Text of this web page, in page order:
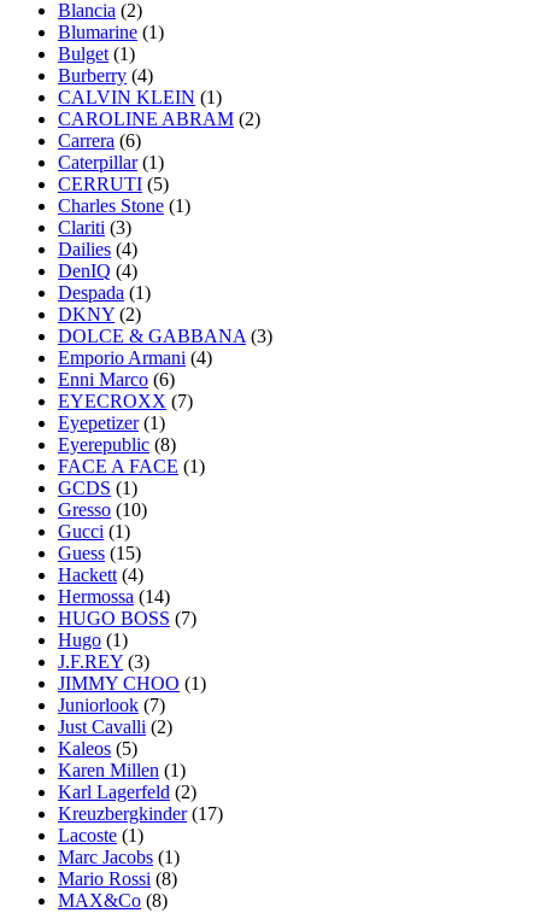
Blancia (2)
Blumarine (1)
Bulget (1)
Burberry (4)
CALVIN KLEIN (1)
CAROLINE ABRAM (2)
Carrera (6)
Caterpillar (1)
CERRUTI (5)
Charles Stone (1)
Clariti (3)
Dailies (4)
DenIQ (4)
Despada (1)
DKNY (2)
DOLCE & GABBANA (3)
Emporio Armani (4)
Enni Marco (6)
EYECROXX (7)
Eyepetizer (1)
Eyerepublic (8)
FACE A FACE (1)
GCDS (1)
Gresso (10)
Gucci (1)
Guess (15)
Hackett (4)
Hermossa (14)
HUGO BOSS (7)
Hugo (1)
J.F.REY (3)
JIMMY CHOO (1)
Juniorlook (7)
Just Cavalli (2)
Kaleos (5)
Karen Millen (1)
Karl Lagerfeld (2)
Kreuzbergkinder (17)
Lacoste (1)
Marc Jacobs (1)
Mario Rossi (8)
MAX&Co (8)